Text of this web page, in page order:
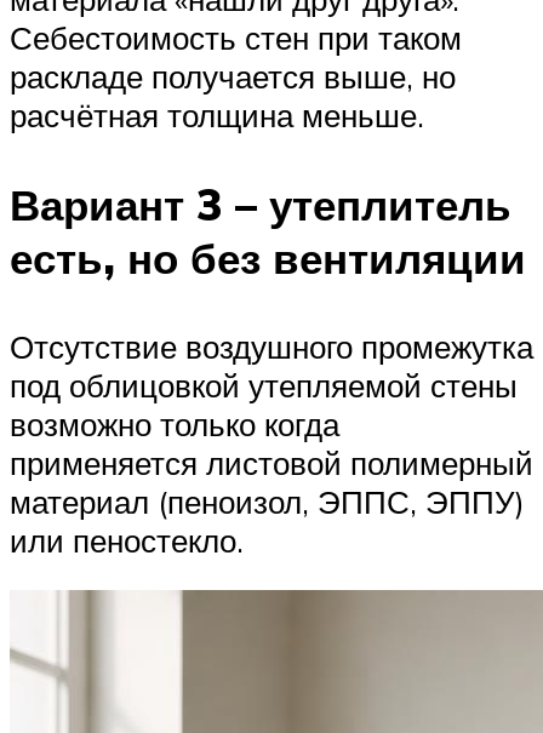
Себестоимость стен при таком
раскладе получается выше, но
расчётная толщина меньше.
Вариант 3 – утеплитель
есть, но без вентиляции
Отсутствие воздушного промежутка
под облицовкой утепляемой стены
возможно только когда
применяется листовой полимерный
материал (пеноизол, ЭППС, ЭППУ)
или пеностекло.